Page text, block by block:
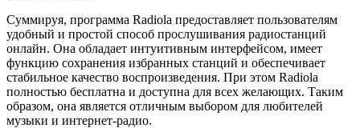
Суммируя, программа Radiola предоставляет пользователям
удобный и простой способ прослушивания радиостанций
онлайн. Она обладает интуитивным интерфейсом, имеет
функцию сохранения избранных станций и обеспечивает
стабильное качество воспроизведения. При этом Radiola
полностью бесплатна и доступна для всех желающих. Таким
образом, она является отличным выбором для любителей
музыки и интернет-радио.